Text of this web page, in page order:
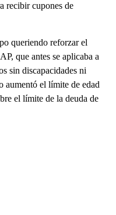
recibir cupones de
queriendo reforzar el
que antes se aplicaba a
sin discapacidades ni
aumentó el límite de edad
el límite de la deuda de